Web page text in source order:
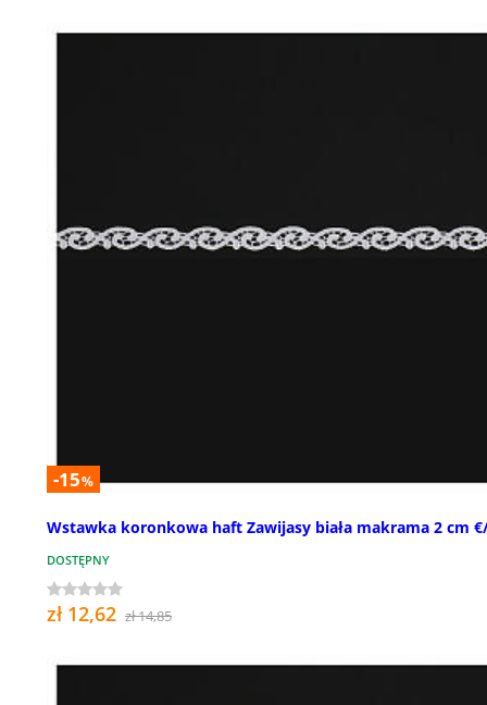
-15%
Wstawka koronkowa haft Zawijasy biała makrama 2 cm
DOSTĘPNY
zł 12,62 zł 14,85